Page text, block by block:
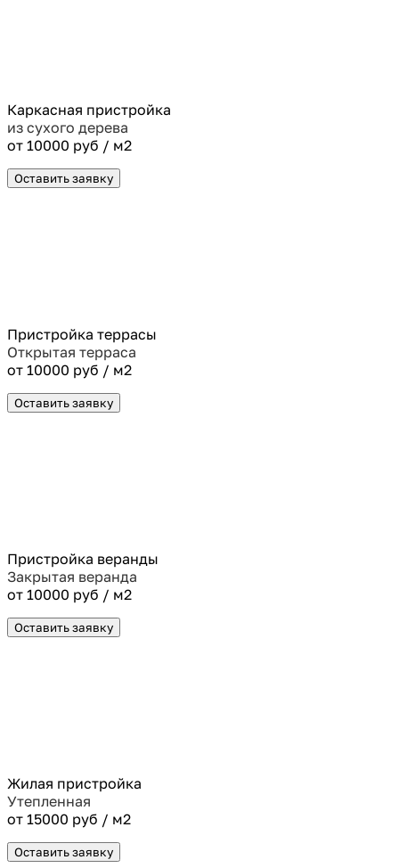
Каркасная пристройка
из сухого дерева
от 10000 руб / м2
Оставить заявку
Пристройка террасы
Открытая терраса
от 10000 руб / м2
Оставить заявку
Пристройка веранды
Закрытая веранда
от 10000 руб / м2
Оставить заявку
Жилая пристройка
Утепленная
от 15000 руб / м2
Оставить заявку